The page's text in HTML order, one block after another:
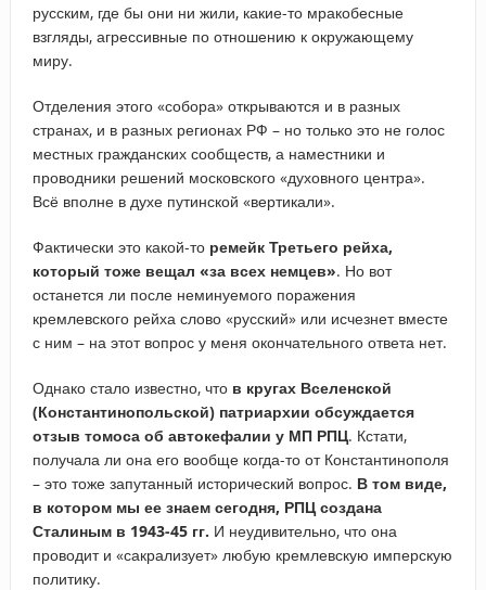
русским, где бы они ни жили, какие-то мракобесные
взгляды, агрессивные по отношению к окружающему
миру.
Отделения этого «собора» открываются и в разных
странах, и в разных регионах РФ – но только это не голос
местных гражданских сообществ, а наместники и
проводники решений московского «духовного центра».
Всё вполне в духе путинской «вертикали».
Фактически это какой-то ремейк Третьего рейха,
который тоже вещал «за всех немцев». Но вот
останется ли после неминуемого поражения
кремлевского рейха слово «русский» или исчезнет вместе
с ним – на этот вопрос у меня окончательного ответа нет.
Однако стало известно, что в кругах Вселенской
(Константинопольской) патриархии обсуждается
отзыв томоса об автокефалии у МП РПЦ. Кстати,
получала ли она его вообще когда-то от Константинополя
– это тоже запутанный исторический вопрос. В том виде,
в котором мы ее знаем сегодня, РПЦ создана
Сталиным в 1943-45 гг. И неудивительно, что она
проводит и «сакрализует» любую кремлевскую имперскую
политику.